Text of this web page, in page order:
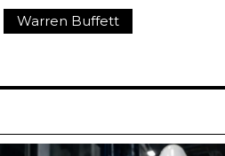
Warren Buffett